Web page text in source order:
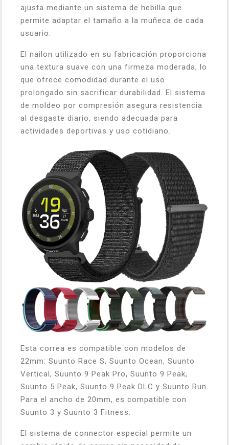
ajusta mediante un sistema de hebilla que
permite adaptar el tamaño a la muñeca de cada
usuario.
El nailon utilizado en su fabricación proporciona
una textura suave con una firmeza moderada, lo
que ofrece comodidad durante el uso
prolongado sin sacrificar durabilidad. El sistema
de moldeo por compresión asegura resistencia
al desgaste diario, siendo adecuada para
actividades deportivas y uso cotidiano.
Esta correa es compatible con modelos de
22mm: Suunto Race S, Suunto Ocean, Suunto
Vertical, Suunto 9 Peak Pro, Suunto 9 Peak,
Suunto 5 Peak, Suunto 9 Peak DLC y Suunto Run.
Para el ancho de 20mm, es compatible con
Suunto 3 y Suunto 3 Fitness.
El sistema de connector especial permite un